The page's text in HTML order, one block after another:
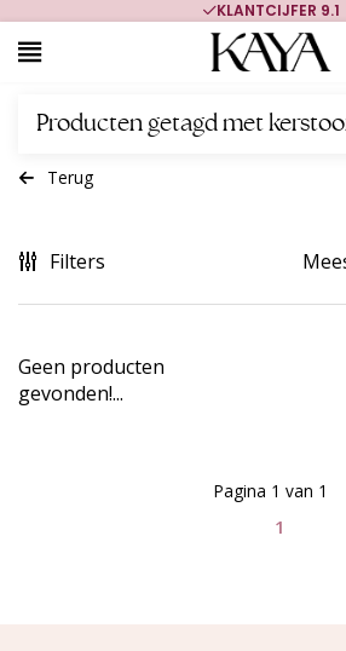
KLANTCIJFER 9.1
Producten getagd met
Terug
Filters
Geen producten
gevonden!...
1
Pagina 1 van 1